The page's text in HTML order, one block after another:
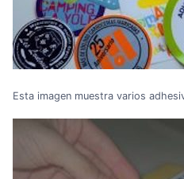
Esta imagen muestra varios